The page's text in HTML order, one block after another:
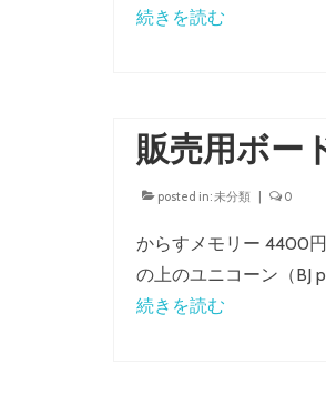
続きを読む
販売用ボー
posted in:未分類 0
からすメモリー 4400
の上のユニコーン（BJ
続きを読む